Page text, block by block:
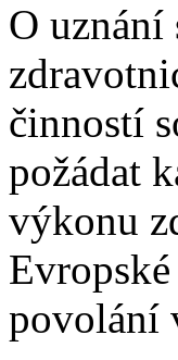
O uznání
činností
požádat
výkonu
povolání